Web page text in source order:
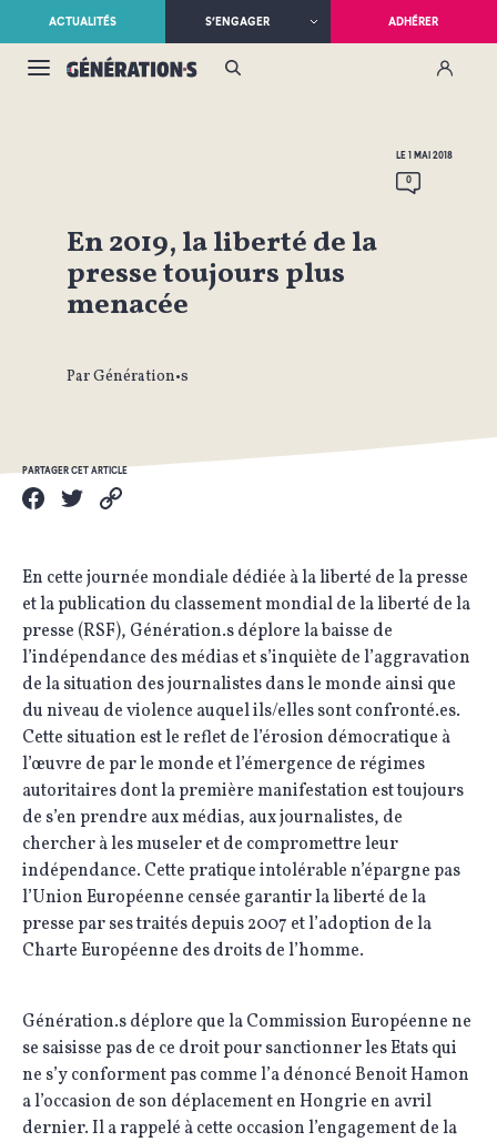
ACTUALITÉS S’ENGAGER ADHÉRER
LE 1 MAI 2018
0
En 2019, la liberté de la
presse toujours plus
menacée
Par Génération•s
PARTAGER CET ARTICLE
En cette journée mondiale dédiée à la liberté de la presse
et la publication du classement mondial de la liberté de la
presse (RSF), Génération.s déplore la baisse de
l’indépendance des médias et s’inquiète de l’aggravation
de la situation des journalistes dans le monde ainsi que
du niveau de violence auquel ils/elles sont confronté.es.
Cette situation est le reflet de l’érosion démocratique à
l’œuvre de par le monde et l’émergence de régimes
autoritaires dont la première manifestation est toujours
de s’en prendre aux médias, aux journalistes, de
chercher à les museler et de compromettre leur
indépendance. Cette pratique intolérable n’épargne pas
l’Union Européenne censée garantir la liberté de la
presse par ses traités depuis 2007 et l’adoption de la
Charte Européenne des droits de l’homme.
Génération.s déplore que la Commission Européenne ne
se saisisse pas de ce droit pour sanctionner les Etats qui
ne s’y conforment pas comme l’a dénoncé Benoit Hamon
a l’occasion de son déplacement en Hongrie en avril
dernier. Il a rappelé à cette occasion l’engagement de la